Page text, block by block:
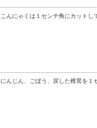
こんにゃくは１センチ角にカットし
にんじん、ごぼう、戻した椎茸を１